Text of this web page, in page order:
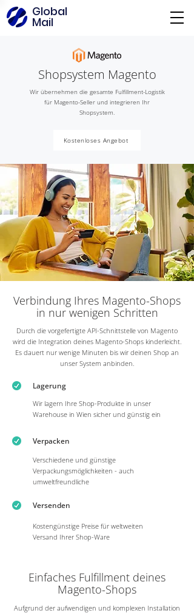
Global
Mail
Shopsystem Magento
Wir übernehmen die gesamte Fulfillment-Logistik
für Magento-Seller und integrieren Ihr
Shopsystem.
Kostenloses Angebot
Verbindung Ihres Magento-Shops
in nur wenigen Schritten
Durch die vorgefertigte API-Schnittstelle von Magento
wird die Integration deines Magento-Shops kinderleicht.
Es dauert nur wenige Minuten bis wir deinen Shop an
unser System anbinden.
Lagerung
Wir lagern Ihre Shop-Produkte in unser
Warehouse in Wien sicher und günstig ein
Verpacken
Verschiedene und günstige
Verpackungsmöglichkeiten - auch
umweltfreundliche
Versenden
Kostengünstige Preise für weltweiten
Versand Ihrer Shop-Ware
Einfaches Fulfillment deines
Magento-Shops
Aufgrund der aufwendigen und komplexen Installation